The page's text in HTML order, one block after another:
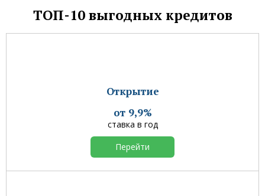
ТОП-10 выгодных кредитов
Открытие
от 9,9%
ставка в год
Перейти